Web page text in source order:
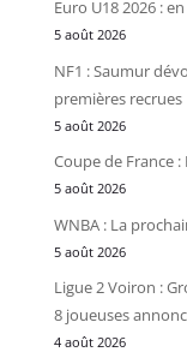
Euro U18 2026 :
5 août 2026
NF1 : Saumur
premières recrues
5 août 2026
Coupe de France
5 août 2026
WNBA : La
5 août 2026
Ligue 2 Voiron :
8 joueuses
4 août 2026